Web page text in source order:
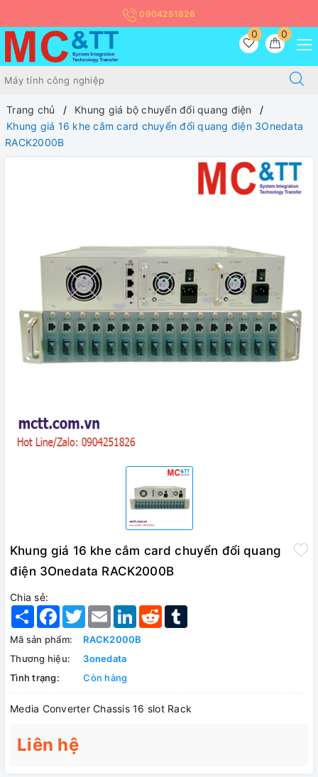
0904251826
0
0
Trang chủ
Khung giá bộ chuyển đổi quang điện
Khung giá 16 khe cắm card chuyển đổi quang điện 3Onedata
RACK2000B
Khung giá 16 khe cắm card chuyển đổi quang
điện 3Onedata RACK2000B
Chia sẻ:
Share Facebook
TwitterEmail LinkedInReddit
Mã sản phẩm:
RACK2000B
Thương hiệu:
3onedata
Tình trạng:
Còn hàng
Media Converter Chassis 16 slot Rack
Liên hệ